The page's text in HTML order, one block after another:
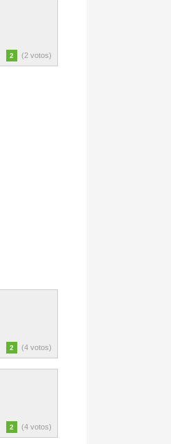
2 (2 votos)
2 (4 votos)
2 (4 votos)